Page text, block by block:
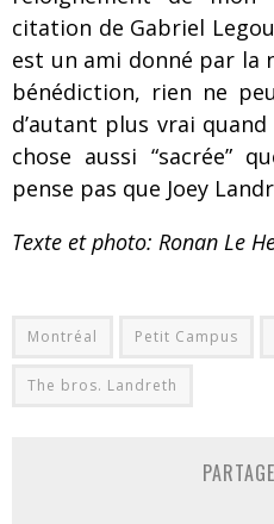
citation de Gabriel
est un ami donné par la
bénédiction, rien ne
d’autant plus vrai
chose aussi “sacrée”
pense pas que Joey
Texte et photo: Ronan Le
Montréal Petit Campus
The bros. Landreth